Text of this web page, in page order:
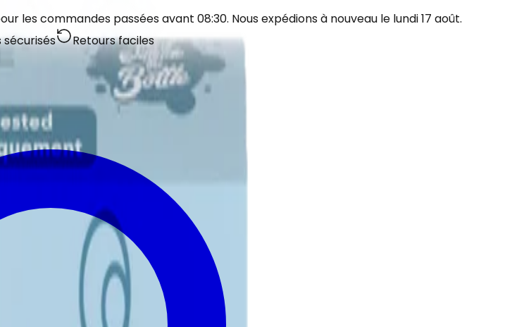
les commandes passées avant 08:30. Nous expédions à nouveau le lundi 17 août.
Retours faciles